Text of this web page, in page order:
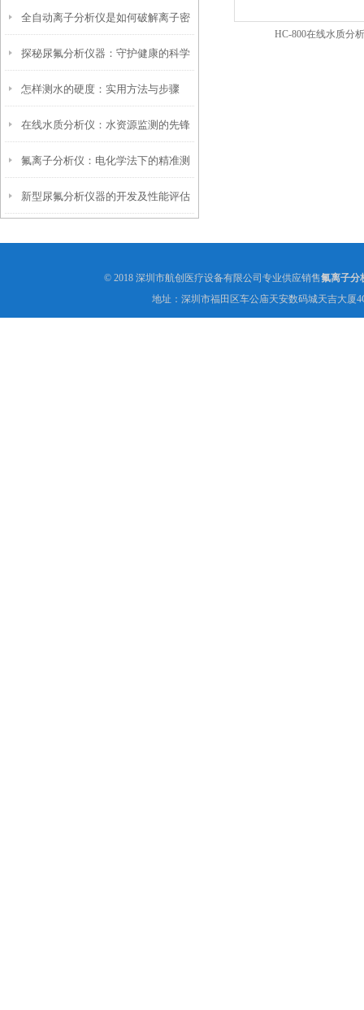
检测的科学机制
全自动离子分析仪是如何破解离子密
码？
探秘尿氟分析仪器：守护健康的科学
利器
怎样测水的硬度：实用方法与步骤
在线水质分析仪：水资源监测的先锋
氟离子分析仪：电化学法下的精准测
量
新型尿氟分析仪器的开发及性能评估
HC-800在线水质分
© 2018 深圳市航创医疗设备有限公司专业供应销售氟离子分
地址：深圳市福田区车公庙天安数码城天吉大厦